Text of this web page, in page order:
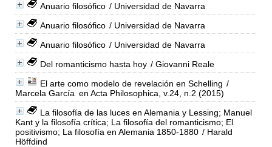
Anuario filosófico / Universidad de Navarra
Anuario filosófico / Universidad de Navarra
Anuario filosófico / Universidad de Navarra
Del romanticismo hasta hoy / Giovanni Reale
El arte como modelo de revelación en Schelling /
Marcela García en Acta Philosophica, v.24, n.2 (2015)
La filosofía de las luces en Alemania y Lessing; Manuel
Kant y la filosofía crítica; La filosofía del romanticismo; El
positivismo; La filosofía en Alemania 1850-1880 / Harald
Höffdind